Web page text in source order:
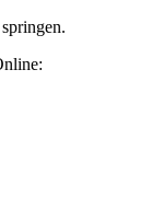
springen.